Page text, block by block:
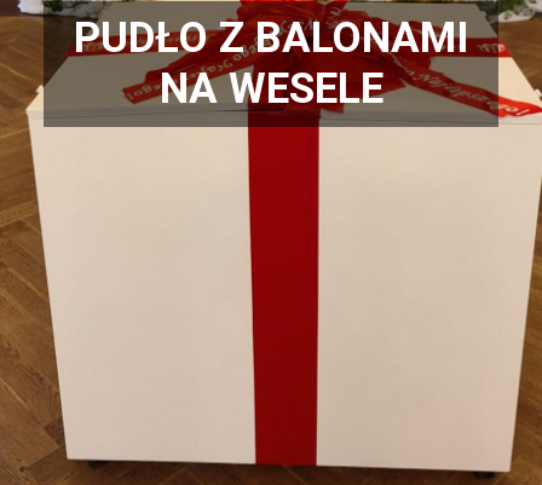
PUDŁO Z BALONAMI
NA WESELE